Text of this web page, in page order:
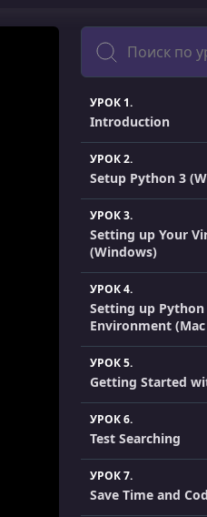
Поиск
УРОК 1.
Introduction
УРОК 2.
Setup Python 3
УРОК 3.
Setting up Your
(Windows)
УРОК 4.
Setting up
Environment
УРОК 5.
Getting Started
УРОК 6.
Test Searching
УРОК 7.
Save Time and